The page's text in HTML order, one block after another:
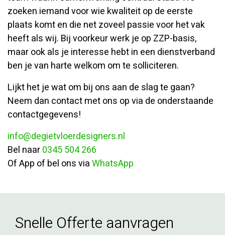
zoeken iemand voor wie kwaliteit op de eerste
plaats komt en die net zoveel passie voor het vak
heeft als wij. Bij voorkeur werk je op ZZP-basis,
maar ook als je interesse hebt in een dienstverband
ben je van harte welkom om te solliciteren.
Lijkt het je wat om bij ons aan de slag te gaan?
Neem dan contact met ons op via de onderstaande
contactgegevens!
info@degietvloerdesigners.nl
Bel naar0345 504 266
Of App of bel ons viaWhatsApp
Snelle Offerte aanvragen